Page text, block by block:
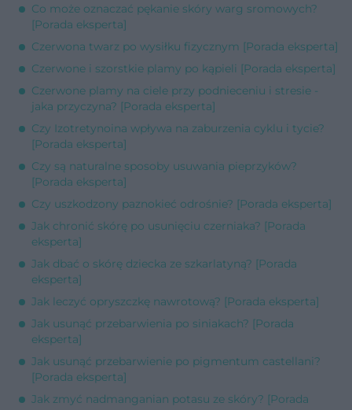
Co może oznaczać pękanie skóry warg sromowych?
[Porada eksperta]
Czerwona twarz po wysiłku fizycznym [Porada eksperta]
Czerwone i szorstkie plamy po kąpieli [Porada eksperta]
Czerwone plamy na ciele przy podnieceniu i stresie -
jaka przyczyna? [Porada eksperta]
Czy Izotretynoina wpływa na zaburzenia cyklu i tycie?
[Porada eksperta]
Czy są naturalne sposoby usuwania pieprzyków?
[Porada eksperta]
Czy uszkodzony paznokieć odrośnie? [Porada eksperta]
Jak chronić skórę po usunięciu czerniaka? [Porada
eksperta]
Jak dbać o skórę dziecka ze szkarlatyną? [Porada
eksperta]
Jak leczyć opryszczkę nawrotową? [Porada eksperta]
Jak usunąć przebarwienia po siniakach? [Porada
eksperta]
Jak usunąć przebarwienie po pigmentum castellani?
[Porada eksperta]
Jak zmyć nadmanganian potasu ze skóry? [Porada